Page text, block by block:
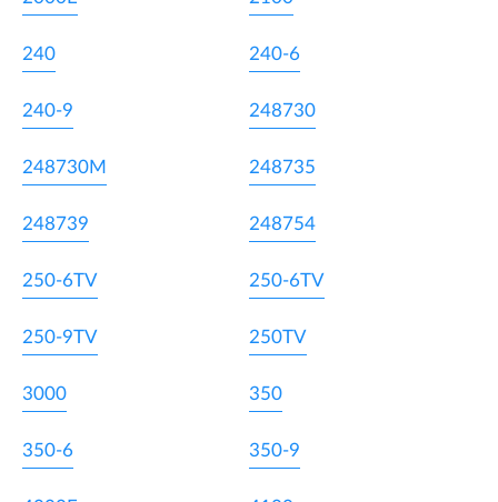
240 240-6
240-9 248730
248730M 248735
248739 248754
250-6TV 250-6TV
250-9TV 250TV
3000 350
350-6 350-9